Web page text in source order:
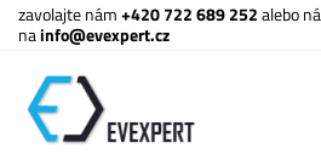
zavolajte nám+420 722 689 252alebo
nainfo@evexpert.cz